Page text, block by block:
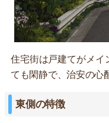
住宅街は戸建てがメイ
ても閑静で、治安の心
東側の特徴